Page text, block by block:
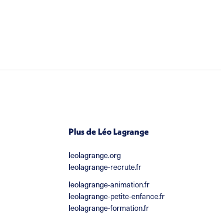
Plus de Léo Lagrange
leolagrange.org
leolagrange-recrute.fr
leolagrange-animation.fr
leolagrange-petite-enfance.fr
leolagrange-formation.fr